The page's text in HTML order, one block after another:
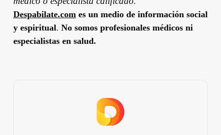
Despabilate.com es un medio de información social
y espiritual. No somos profesionales médicos ni
especialistas en salud.